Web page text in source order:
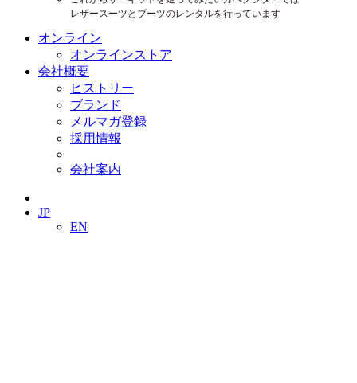
レザースーツとブーツのレンタルを行っています
オンライン
オンラインストア
会社概要
ヒストリー
ブランド
メルマガ登録
採用情報
会社案内
JP
EN